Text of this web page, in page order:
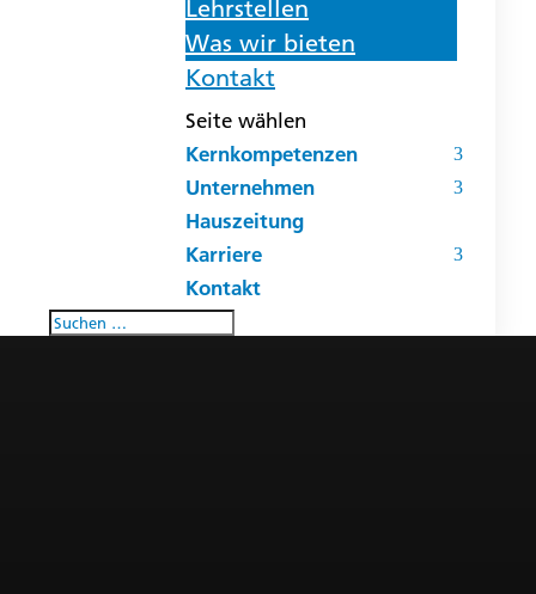
Lehrstellen
Was wir bieten
Kontakt
Seite wählen
Kernkompetenzen
Unternehmen
Hauszeitung
Karriere
Kontakt